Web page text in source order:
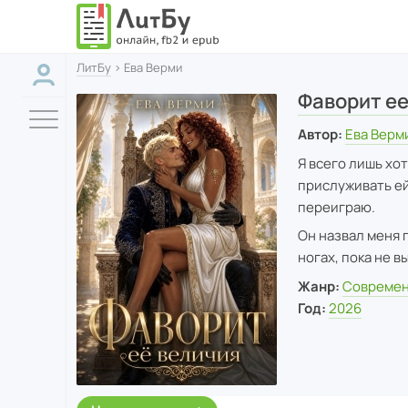
ЛитБу › Ева Верми
Фаворит
Автор: Ева
Я всего лишь
прислуживать
переиграю.
Он назвал меня
ногах, пока не
Жанр:
Год: 2026